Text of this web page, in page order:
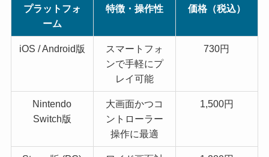
プラットフォ
ーム
特徴・操作性 価格（税込）
iOS / Android版
スマートフォ
ンで手軽にプ
レイ可能
730円
Nintendo
Switch版
大画面かつコ
ントローラー
操作に最適
1,500円